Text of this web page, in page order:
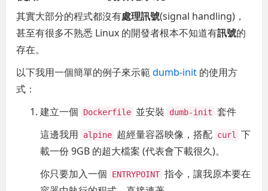
其實大部分的程式都沒有處理訊號(signal handling)，
甚至有很多不熟悉 Linux 的開發者根本不知道有訊號的
存在。
以下我用一個簡單的例子來示範dumb-init 的使用方
式：
建立一個
Dockerfile 並安裝 dumb-init 套件
這邊我用
alpine 超經量容器映像，搭配 curl
下
載一份 9GB 的超大檔案 (代表會下載很久)。
你只要加入一個
ENTRYPOINT 指令，讓我原本要在